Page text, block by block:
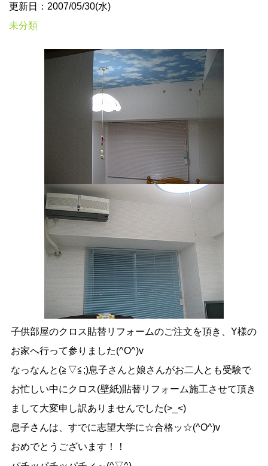
更新日：2007/05/30(水)
未分類
子供部屋のクロス貼替リフォームのご注文を頂き、Y様の
お家へ行って参りました(^O^)v
なっなんと(≧▽≦;)息子さんと娘さんがお二人とも受験で
お忙しい中にクロス(壁紙)貼替リフォーム施工させて頂き
まして大変申し訳ありませんでした(>_<)
息子さんは、すでに志望大学に☆合格ッ☆(^O^)v
おめでとうございます！！